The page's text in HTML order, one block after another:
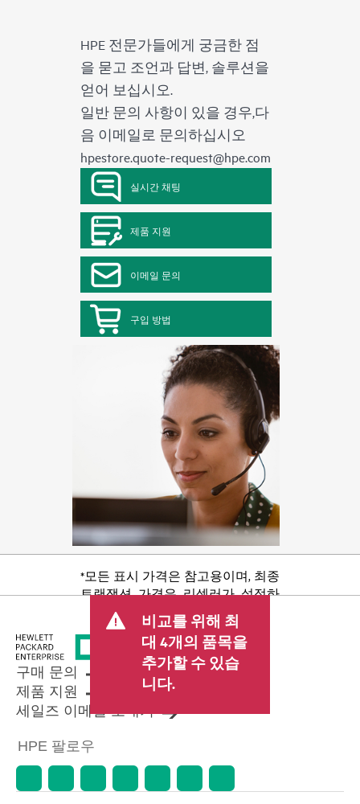
HPE 전문가들에게 궁금한 점
을 묻고 조언과 답변, 솔루션을
얻어 보십시오.
일반 문의 사항이 있을 경우,다
음 이메일로 문의하십시오
hpestore.quote-request@hpe.com
실시간 채팅
제품 지원
이메일 문의
구입 방법
*모든 표시 가격은 참고용이며, 최종
트랜잭션 가격은 리셀러가 설정하
며 판매세/VAT 및 배송 등 기타 수수
료가 포함될 수 있습니다. 리셀러가
설정한 트랜잭션 가격은 다른 리셀
러가 설정한 가격 및 표시 가격과 다
를 수 있습니다. 표시 가격에는 기간
한정 프로모션 혜택이 포함될 수 있
습니다. HPE는 시장 상황 변화, 제품
수명 종료, 광고 오류 등을 포함하되
이에 국한되지 않는 사유로 언제든
지 가격을 조정할 권리를 보유합니
비교를 위해 최
대 4개의 품목을
추가할 수 있습
니다.
구매 문의
제품 지원
세일즈 이메일 보내기
HPE 팔로우